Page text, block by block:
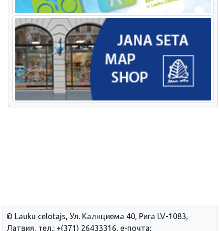
© Lauku сelotajs, Ул. Калнциема 40, Рига LV-1083,
Латвия, тел.: +(371) 26433316, е-почта: